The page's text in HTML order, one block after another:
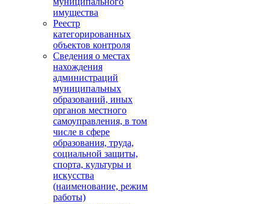
имущества
Реестр
категорированных
объектов контроля
Сведения о местах
нахождения
администраций
муниципальных
образований, иных
органов местного
самоуправления, в том
числе в сфере
образования, труда,
социальной защиты,
спорта, культуры и
искусства
(наименование, режим
работы)